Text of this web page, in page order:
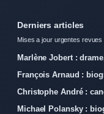
Derniers articles
Mises a jour urgentes revues
Marlène Jobert :
François Arnaud :
Christophe André :
Michael Polansky :